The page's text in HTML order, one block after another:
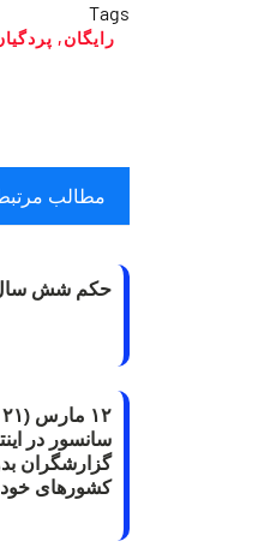
Tags
رایگان,
مطالب
حکم شش
سانسور در
کشورهای